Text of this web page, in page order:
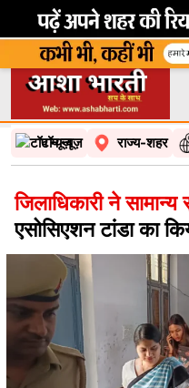
टॉप न्यूज़ राज्य-शहर
जिलाधिकारी ने
एसोसिएशन टांडा का